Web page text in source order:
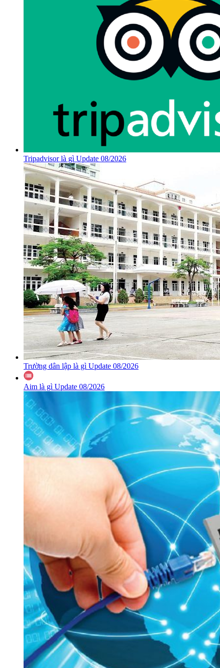
Tripadvisor là gì Update 08/2026
Trường dân lập là gì Update 08/2026
Aim là gì Update 08/2026